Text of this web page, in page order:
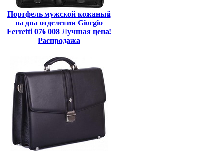
Портфель мужской кожаный
на два отделения Giorgio
Ferretti 076 008 Лучшая цена!
Распродажа